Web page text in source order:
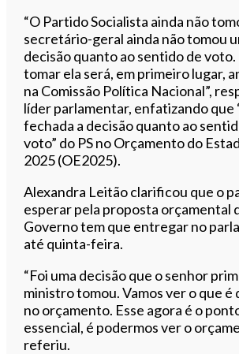
“O Partido Socialista ainda não
secretário-geral ainda não tomou
decisão quanto ao sentido de
tomar ela será, em primeiro lugar,
na Comissão Política Nacional”,
líder parlamentar, enfatizando que
fechada a decisão quanto ao
voto” do PS no Orçamento do
2025 (OE2025).
Alexandra Leitão clarificou que o
esperar pela proposta orçamental
Governo tem que entregar no
até quinta-feira.
“Foi uma decisão que o senhor
ministro tomou. Vamos ver o que é
no orçamento. Esse agora é o
essencial, é podermos ver o
referiu.